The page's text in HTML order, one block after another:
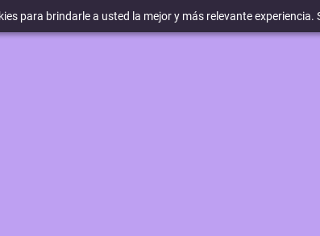
para brindarle a usted la mejor y más relevante